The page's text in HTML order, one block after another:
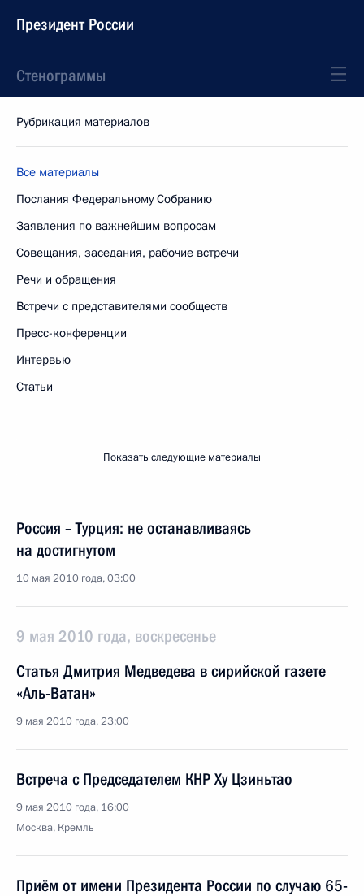
Президент России
Стенограммы
Рубрикация материалов
Все материалы
Послания Федеральному Собранию
Заявления по важнейшим вопросам
Совещания, заседания, рабочие встречи
Речи и обращения
Встречи с представителями сообществ
Пресс-конференции
Интервью
Статьи
Показать следующие материалы
Россия – Турция: не останавливаясь
на достигнутом
10 мая 2010 года, 03:00
9 мая 2010 года, воскресенье
Статья Дмитрия Медведева в сирийской газете
«Аль-Ватан»
9 мая 2010 года, 23:00
Встреча с Председателем КНР Ху Цзиньтао
9 мая 2010 года, 16:00
Москва, Кремль
Приём от имени Президента России по случаю 65-